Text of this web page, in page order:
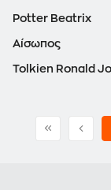
Potter Beatrix
Αίσωπος
Tolkien Ronald